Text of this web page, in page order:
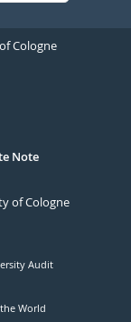
Cologne
Note
of Cologne
Audit
World